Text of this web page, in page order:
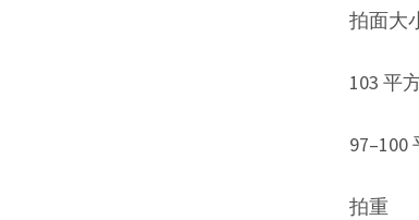
拍面大
103 平
97–100
拍重